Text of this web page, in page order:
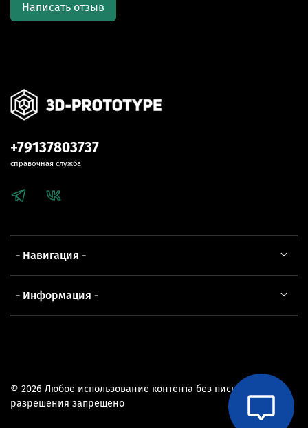
Написать отзыв
- Навигация -
- Информация -
+79137803737
справочная служба
© 2026 Любое использование контента без письменного
разрешения запрещено